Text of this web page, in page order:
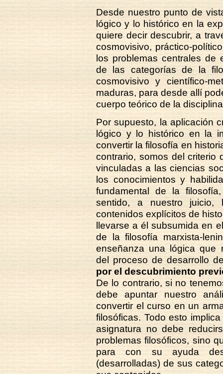
Desde nuestro punto de
lógico y lo histórico en la
quiere decir descubrir, a
cosmovisivo, práctico-
los problemas centrales de
de las categorías de la
cosmovisivo y científico-
maduras, para desde allí
cuerpo teórico de la
Por supuesto, la aplicación
lógico y lo histórico en la
convertir la filosofía en
contrario, somos del criterio
vinculadas a las ciencias
los conocimientos y
fundamental de la
sentido, a nuestro juicio,
contenidos explícitos de
llevarse a él subsumida en
de la filosofía marxista-
enseñanza una lógica que
del proceso de desarrollo
por el descubrimiento
De lo contrario, si no
debe apuntar nuestro
convertir el curso en un
filosóficas. Todo esto
asignatura no debe
problemas filosóficos, sino
para con su ayuda
(desarrolladas) de sus